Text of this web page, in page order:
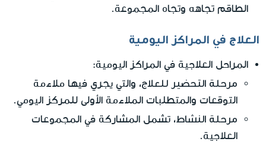
الطاقم تجاهه وتجاه المجموعة.
العلاج في المراكز اليومية
المراحل العلاجية في المراكز اليومية:
مرحلة التحضير للعلاج، والتي يجري فيها ملاءمة
التوقعات والمتطلبات الملاءمة الأولى للمركز اليومي.
مرحلة النشاط ، تشمل المشاركة في المجموعات
العلاجية.